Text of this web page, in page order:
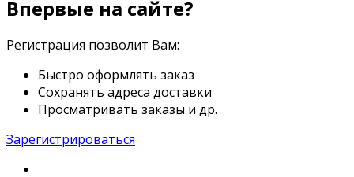
Впервые на сайте?
Регистрация позволит Вам:
Быстро оформлять заказ
Сохранять адреса доставки
Просматривать заказы и др.
Зарегистрироваться